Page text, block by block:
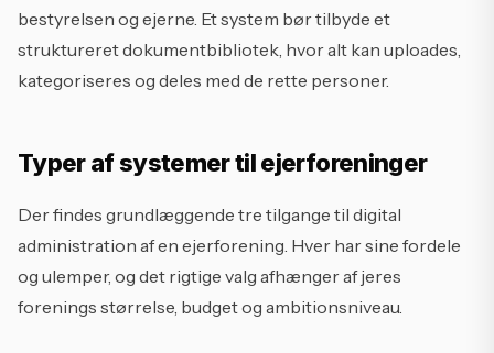
bestyrelsen og ejerne. Et system bør tilbyde et
struktureret dokumentbibliotek, hvor alt kan uploades,
kategoriseres og deles med de rette personer.
Typer af systemer til ejerforeninger
Der findes grundlæggende tre tilgange til digital
administration af en ejerforening. Hver har sine fordele
og ulemper, og det rigtige valg afhænger af jeres
forenings størrelse, budget og ambitionsniveau.